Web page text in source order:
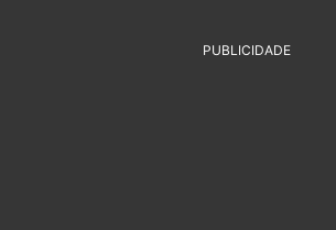
PUBLICIDADE